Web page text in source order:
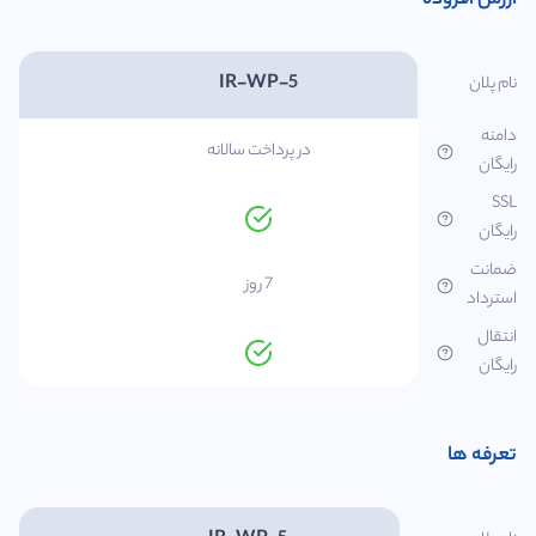
نام پلان
دامنه
رایگان
SSL
رایگان
ضمانت
استرداد
انتقال
رایگان
IR-WP-5
در پرداخت سالانه
7 روز
تعرفه ها